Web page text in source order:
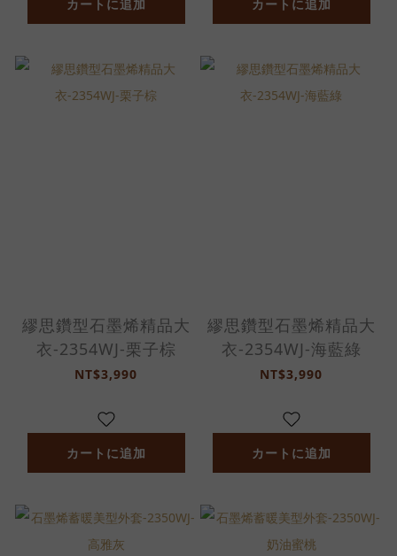
カートに追加 カートに追加
繆思鑽型石墨烯精品大
衣-2354WJ-栗子棕
NT$3,990
カートに追加
繆思鑽型石墨烯精品大
衣-2354WJ-海藍綠
NT$3,990
カートに追加